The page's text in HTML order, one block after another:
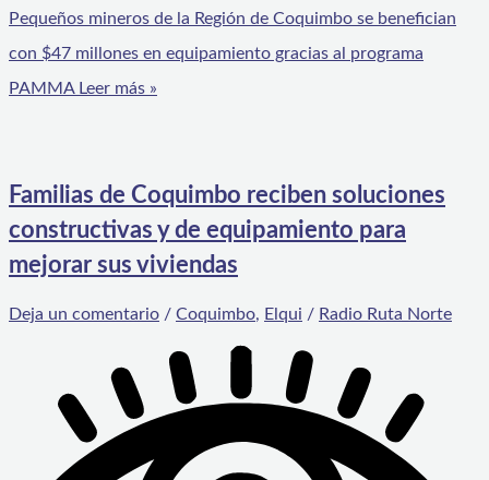
Pequeños mineros de la Región de Coquimbo se benefician
con $47 millones en equipamiento gracias al programa
PAMMALeer más »
Familias de Coquimbo reciben soluciones
constructivas y de equipamiento para
mejorar sus viviendas
Deja un comentario / Coquimbo, Elqui / Radio Ruta Norte